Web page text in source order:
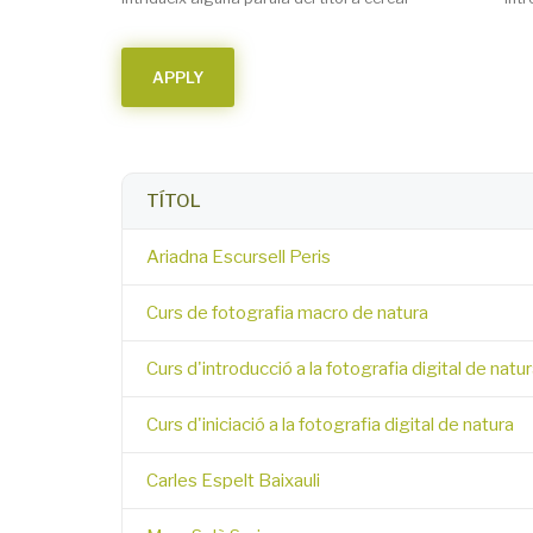
TÍTOL
Ariadna Escursell Peris
Curs de fotografia macro de natura
Curs d'introducció a la fotografia digital de
Curs d'iniciació a la fotografia digital de natura
Carles Espelt Baixauli